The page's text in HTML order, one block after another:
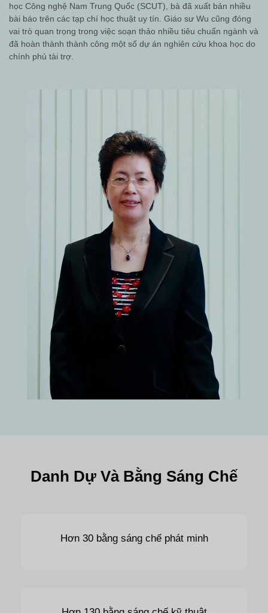
học Công nghệ Nam Trung Quốc (SCUT), bà đã xuất bản nhiều
bài báo trên các tạp chí học thuật uy tín. Giáo sư Wu cũng đóng
vai trò quan trọng trong việc soạn thảo nhiều tiêu chuẩn ngành và
đã hoàn thành thành công một số dự án nghiên cứu khoa học do
chính phủ tài trợ.
Danh Dự Và Bằng Sáng Chế
Hơn 30 bằng sáng chế phát minh